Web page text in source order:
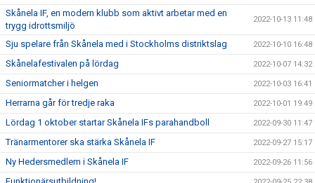
Skånela IF, en modern klubb som aktivt arbetar med en
trygg idrottsmiljö
2022-10-13 11:48
Sju spelare från Skånela med i Stockholms distriktslag 2022-10-10 16:48
Skånelafestivalen på lördag 2022-10-07 14:32
Seniormatcher i helgen 2022-10-03 16:41
Herrarna går för tredje raka 2022-10-01 19:49
Lördag 1 oktober startar Skånela IFs parahandboll 2022-09-30 11:47
Tränarmentorer ska stärka Skånela IF 2022-09-27 15:17
Ny Hedersmedlem i Skånela IF 2022-09-26 11:56